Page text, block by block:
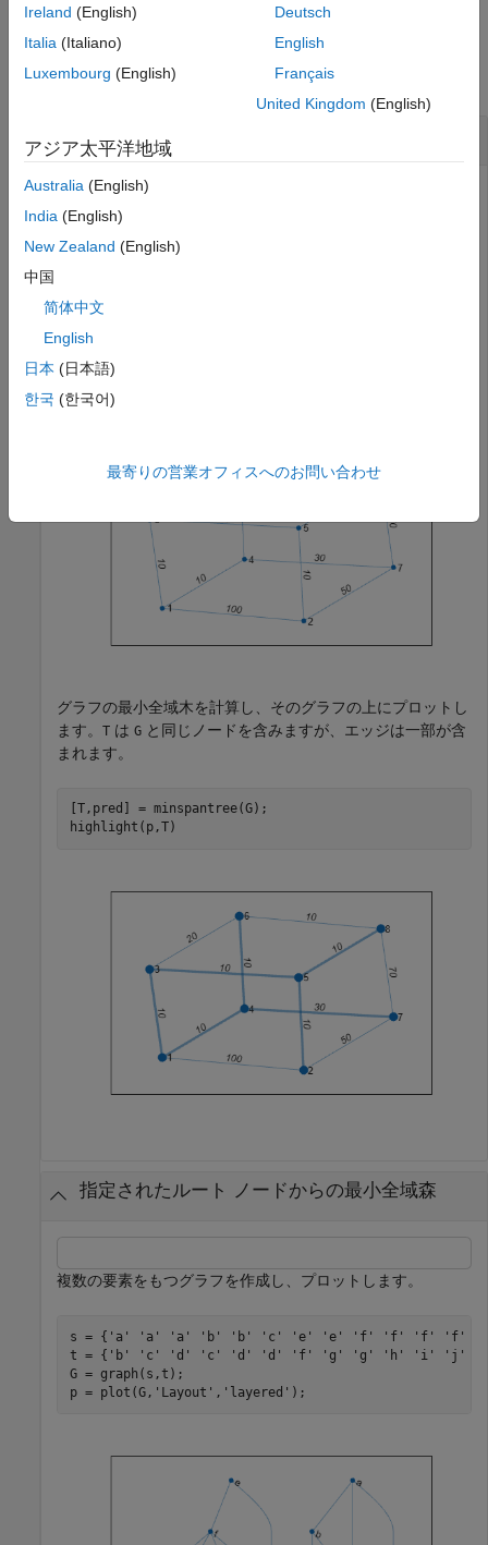
例
すべて折りたたむ
立方体グラフの最小全域木
重み付きエッジをもつ立方体グラフを作成し、プロットしま
す。
s = [1 1 1 2 5 3 6 4 7 8 8 8];
weights = [100 10 10 10 10 20 10 30 50 10 70 10];
G = graph(s,t,weights);
p = plot(G,
グラフの最小全域木を計算し、そのグラフの上にプロットし
ます。 T は G と同じノードを含みますが、エッジは一部が含
まれます。
[T,pred] = minspantree(G);
highlight(p,T)
指定されたルート ノードからの最小全域森
複数の要素をもつグラフを作成し、プロットします。
s = { 'a' 'a' 'a' 'b' 'b' 'c' 'e' 'e' 'f' 'f' 'f' 'f'
t = { 'b' 'c' 'd' 'c' 'd' 'd' 'f' 'g' 'g' 'h' 'i' 'j'
G = graph(s,t);
p = plot(G, 'Layout' , 'layered' );
Ireland (English)
Italia (Italiano)
Luxembourg (English)
Deutsch
English
Français
United Kingdom (English)
アジア太平洋地域
Australia (English)
India (English)
New Zealand (English)
中国
简体中文
English
日本 (日本語)
한국 (한국어)
最寄りの営業オフィスへのお問い合わせ